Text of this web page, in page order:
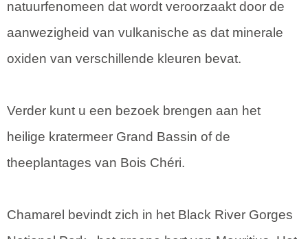
natuurfenomeen dat wordt veroorzaakt door de
aanwezigheid van vulkanische as dat minerale
oxiden van verschillende kleuren bevat.
Verder kunt u een bezoek brengen aan het
heilige kratermeer Grand Bassin of de
theeplantages van Bois Chéri.
Chamarel bevindt zich in het Black River Gorges